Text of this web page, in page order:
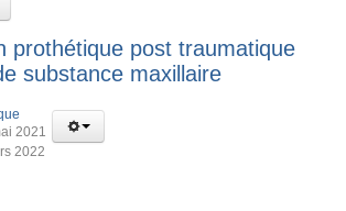
prothétique post traumatique
substance maxillaire
2021
2022